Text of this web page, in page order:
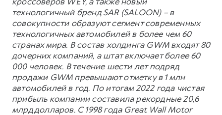
технологичный бренд SAR (SALOON) – в
совокупности образуют сегмент современных
технологичных автомобилей в более чем 60
странах мира. В состав холдинга GWM входят 80
дочерних компаний, а штат включает более 60
000 человек. В течение шести лет подряд
продажи GWM превышают отметку в 1 млн
автомобилей в год. По итогам 2022 года чистая
прибыль компании составила рекордные 20,6
млрд долларов. С 1998 года Great Wall Motor